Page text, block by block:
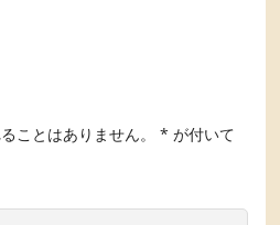
ことはありません。 * が付いて